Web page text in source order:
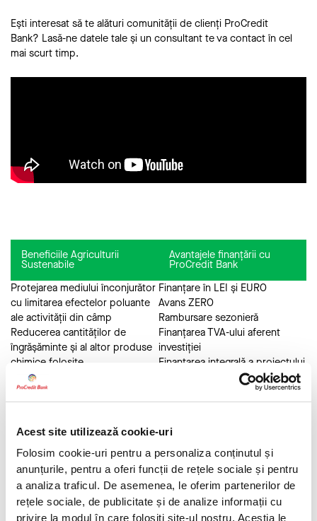
Acest site utilizează cookie-uri
Folosim cookie-uri pentru a personaliza conținutul și
anunțurile, pentru a oferi funcții de rețele sociale și pentru
a analiza traficul. De asemenea, le oferim partenerilor de
rețele sociale, de publicitate și de analize informații cu
privire la modul în care folosiți site-ul nostru. Aceștia le
Ești interesat să te alături comunității de clienți ProCredit
Bank? Lasă-ne datele tale și un consultant te va contact în cel
mai scurt timp.
Beneficiile Agriculturii
Sustenabile
Protejarea mediului înconjurător
cu limitarea efectelor poluante
ale activității din câmp
Reducerea cantităților de
îngrășăminte și al altor produse
chimice folosite
Gamă diversă și flexibilă de bune
practici agricole ce pot fi
Reduceri de cost și optimizare
operațională
Susținerea potențialului de
producție al terenurilor agricole
Creșterea rezilienței solurilor în
fața secetei și a altor efecte ale
Avantajele finanțării cu
ProCredit Bank
Finanțare în LEI și EURO
Avans ZERO
Rambursare sezonieră
Finanțarea TVA-ului aferent
investiției
Finanțarea integrală a proiectului
Finanțarea proiectelor cu